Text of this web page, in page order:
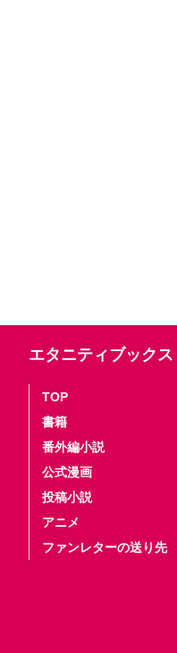
エタニティブックス
TOP
書籍
番外編小説
公式漫画
投稿小説
アニメ
ファンレターの送り先